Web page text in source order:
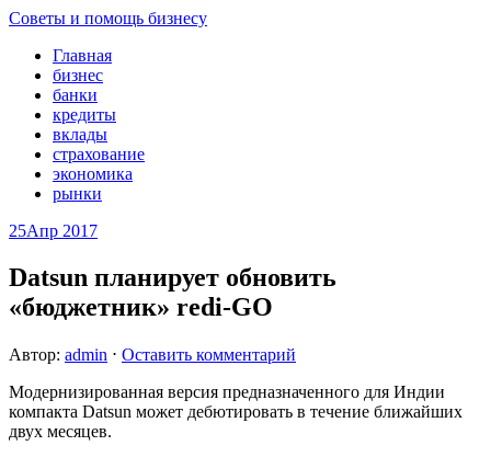
Советы и помощь бизнесу
Главная
бизнес
банки
кредиты
вклады
страхование
экономика
рынки
25Апр 2017
Datsun планирует обновить
«бюджетник» redi-GO
Автор: admin ⋅ Оставить комментарий
Модернизированная версия предназначенного для Индии
компакта Datsun может дебютировать в течение ближайших
двух месяцев.